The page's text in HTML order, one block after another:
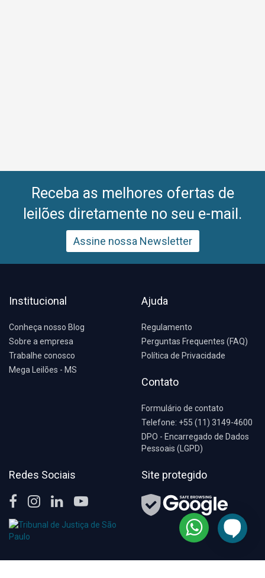
Receba as melhores ofertas de
leilões diretamente no seu e-mail.
Assine nossa Newsletter
Institucional
Conheça nosso Blog
Sobre a empresa
Trabalhe conosco
Mega Leilões - MS
Ajuda
Regulamento
Perguntas Frequentes (FAQ)
Política de Privacidade
Contato
Formulário de contato
Telefone: +55 (11) 3149-4600
DPO - Encarregado de Dados
Pessoais (LGPD)
Redes Sociais Site protegido